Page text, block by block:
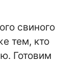
свиного
тем, кто
Готовим